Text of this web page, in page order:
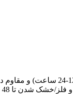
شدن تا 48 ساعت